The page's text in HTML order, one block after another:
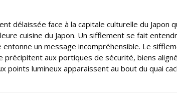
délaissée face à la capitale culturelle du Japon
cuisine du Japon. Un sifflement se fait
un message incompréhensible. Le
aux portiques de sécurité, biens
points lumineux apparaissent au bout du quai